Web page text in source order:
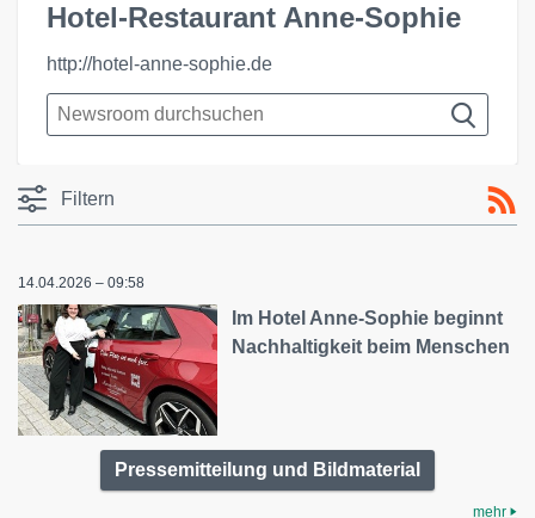
Hotel-Restaurant Anne-Sophie
http://hotel-anne-sophie.de
Filtern
14.04.2026 – 09:58
Im Hotel Anne-Sophie beginnt
Nachhaltigkeit beim Menschen
Pressemitteilung und Bildmaterial
mehr